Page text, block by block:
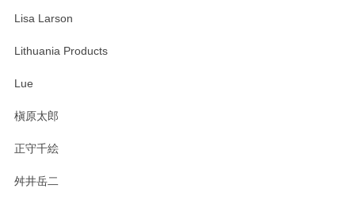
Lisa Larson
Lithuania Products
Lue
槇原太郎
正守千絵
舛井岳二